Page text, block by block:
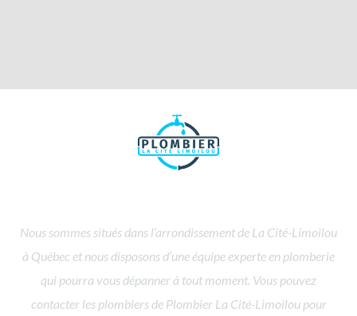
Nous sommes situés dans l’arrondissement de La Cité-Limoilou
à Québec et nous disposons d’une équipe experte en plomberie
qui pourra vous dépanner à tout moment. Vous pouvez
contacter les plombiers de Plombier La Cité-Limoilou pour